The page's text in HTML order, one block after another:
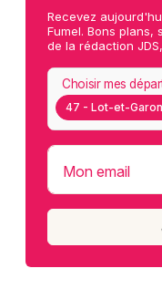
Recevez
Fumel. Bons plans,
de la rédaction
47 - Lot-et-
Choisir mes
Mon email